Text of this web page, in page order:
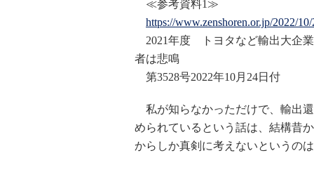
≪参考資料1≫
https://www.zenshoren.or.jp/2022/
2021年度 トヨタなど輸出大企
者は悲鳴
第3528号2022年10月24日付
私が知らなかっただけで、輸出
められているという話は、結構昔
からしか真剣に考えないというの